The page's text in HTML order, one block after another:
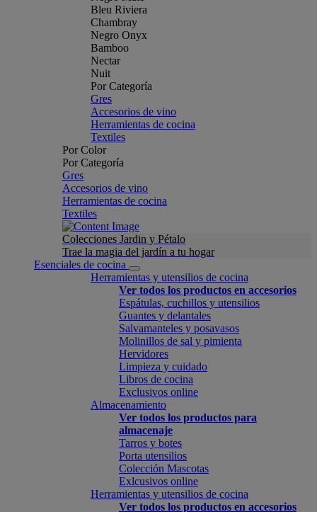
Bleu Riviera
Chambray
Negro Onyx
Bamboo
Nectar
Nuit
Por Categoría
Gres
Accesorios de vino
Herramientas de cocina
Textiles
Por Color
Por Categoría
Gres
Accesorios de vino
Herramientas de cocina
Textiles
Colecciones Jardin y Pétalo
Trae la magia del jardín a tu hogar
Esenciales de cocina
Herramientas y utensilios de cocina
Ver todos los productos en accesorios
Espátulas, cuchillos y utensilios
Guantes y delantales
Salvamanteles y posavasos
Molinillos de sal y pimienta
Hervidores
Limpieza y cuidado
Libros de cocina
Exclusivos online
Almacenamiento
Ver todos los productos para
almacenaje
Tarros y botes
Porta utensilios
Colección Mascotas
Exlcusivos online
Herramientas y utensilios de cocina
Ver todos los productos en accesorios